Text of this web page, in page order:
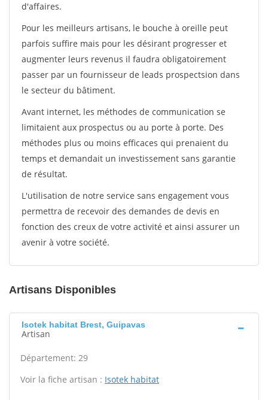
d'affaires.
Pour les meilleurs artisans, le bouche à oreille peut
parfois suffire mais pour les désirant progresser et
augmenter leurs revenus il faudra obligatoirement
passer par un fournisseur de leads prospectsion dans
le secteur du bâtiment.
Avant internet, les méthodes de communication se
limitaient aux prospectus ou au porte à porte. Des
méthodes plus ou moins efficaces qui prenaient du
temps et demandait un investissement sans garantie
de résultat.
L'utilisation de notre service sans engagement vous
permettra de recevoir des demandes de devis en
fonction des creux de votre activité et ainsi assurer un
avenir à votre société.
Artisans Disponibles
Isotek habitat Brest, Guipavas
Artisan
Département: 29
Voir la fiche artisan : Isotek habitat